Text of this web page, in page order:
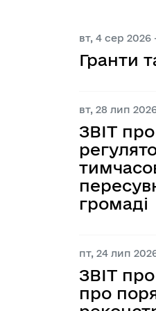
Звіти
вт, 4 сер 2026
Гранти
вт, 28 лип
ЗВІТ
громаді
пт, 24 лип
ЗВІТ
про